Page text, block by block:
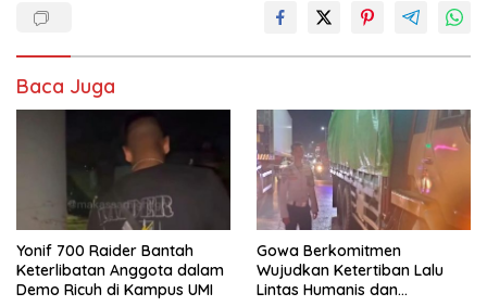
Baca Juga
Yonif 700 Raider Bantah
Keterlibatan Anggota dalam
Demo Ricuh di Kampus UMI
Gowa Berkomitmen
Wujudkan Ketertiban Lalu
Lintas Humanis dan